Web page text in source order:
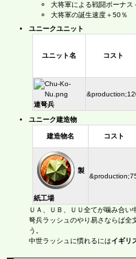
大将軍による戦闘ボーナス
大将軍の誕生速度＋50％
ユニークユニット
ユニット名 コスト
連弩兵
ユニーク建造物
建造物名 コスト
製
紙工場
ＵＡ、ＵＢ、ＵＵ全てが噛み合い
弩兵ラッシュのやり易さならば全
う。
中世ラッシュに慣れるにはイギリ